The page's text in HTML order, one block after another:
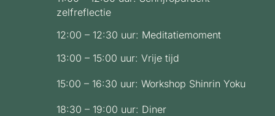
zelfreflectie
12:00 – 12:30 uur: Meditatiemoment
13:00 – 15:00 uur: Vrije tijd
15:00 – 16:30 uur: Workshop Shinrin Yoku
18:30 – 19:00 uur: Diner